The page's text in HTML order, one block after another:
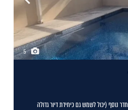
5
נוסף (יכול לשמש גם כיחידת דיור גדולה